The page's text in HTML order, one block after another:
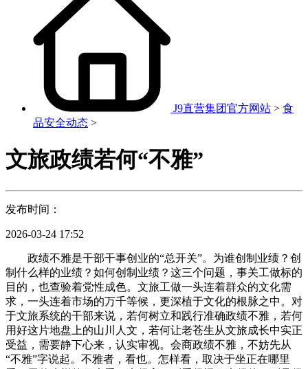
J9直营集团官方网站 > 食
品安全动态 >
文旅政绩若何“不雅”
发布时间：
2026-03-24 17:52
政绩不雅是干部干事创业的“总开关”。为谁创制业绩？创
制什么样的业绩？如何创制业绩？这三个问题，事关工做标的
目的，也查验着党性成色。文旅工做一头连着群众的文化需
求，一头连着市场的万千等候，更深植于文化的根脉之中。对
于文旅系统的干部来说，若何树立和践行准确政绩不雅，若何
用好这片地盘上的山川人文，若何让老苍生从文旅成长中实正
受益，需要静下心来，认实审视。会商政绩不雅，不妨先从
“不雅”字说起。不雅者，看也。怎样看，取决于坐正在哪里